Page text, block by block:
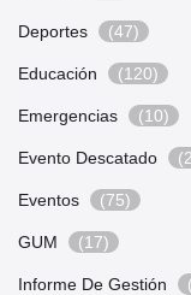
Deportes (47)
Educación (120)
Emergencias (10)
Evento Descatado
Eventos (75)
GUM (17)
Informe De Gestión